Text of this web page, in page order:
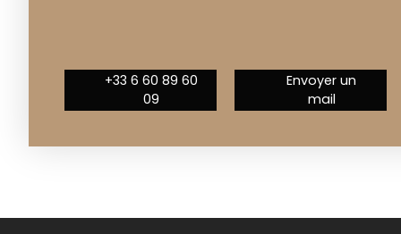
+33 6 60 89 60
09
Envoyer un
mail